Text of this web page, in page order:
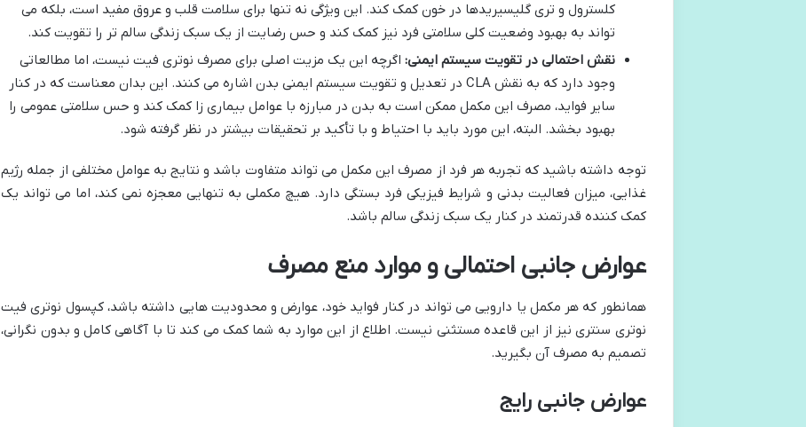
کلسترول و تری گلیسیریدها در خون کمک کند. این ویژگی نه تنها برای سلامت قلب و عروق مفید است، بلکه می
تواند به بهبود وضعیت کلی سلامتی فرد نیز کمک کند و حس رضایت از یک سبک زندگی سالم تر را تقویت کند.
نقش احتمالی در تقویت سیستم ایمنی: اگرچه این یک مزیت اصلی برای مصرف نوتری فیت نیست، اما مطالعاتی
وجود دارد که به نقش CLA در تعدیل و تقویت سیستم ایمنی بدن اشاره می کنند. این بدان معناست که در کنار
سایر فواید، مصرف این مکمل ممکن است به بدن در مبارزه با عوامل بیماری زا کمک کند و حس سلامتی عمومی را
بهبود بخشد. البته، این مورد باید با احتیاط و با تأکید بر تحقیقات بیشتر در نظر گرفته شود.
توجه داشته باشید که تجربه هر فرد از مصرف این مکمل می تواند متفاوت باشد و نتایج به عوامل مختلفی از جمله رژیم
غذایی، میزان فعالیت بدنی و شرایط فیزیکی فرد بستگی دارد. هیچ مکملی به تنهایی معجزه نمی کند، اما می تواند یک
کمک کننده قدرتمند در کنار یک سبک زندگی سالم باشد.
عوارض جانبی احتمالی و موارد منع مصرف
همانطور که هر مکمل یا دارویی می تواند در کنار فواید خود، عوارض و محدودیت هایی داشته باشد، کپسول نوتری فیت
نوتری سنتری نیز از این قاعده مستثنی نیست. اطلاع از این موارد به شما کمک می کند تا با آگاهی کامل و بدون نگرانی،
تصمیم به مصرف آن بگیرید.
عوارض جانبی رایج